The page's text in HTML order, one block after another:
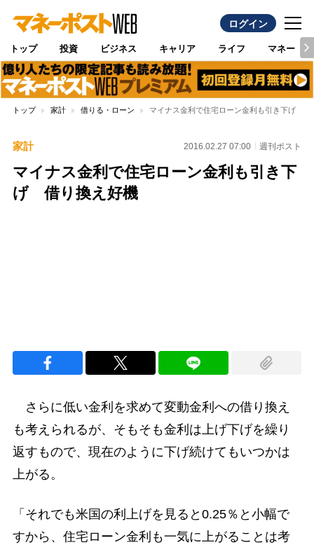
ログイン
トップ 投資 ビジネス キャリア ライフ マネー
トップ 家計 借りる・ローン マイナス金利で住宅ローン金利も引き下げ 借
家計 2016.02.27 07:00 週刊ポスト
マイナス金利で住宅ローン金利も引き下
げ 借り換え好機
さらに低い金利を求めて変動金利への借り換え
も考えられるが、そもそも金利は上げ下げを繰り
返すもので、現在のように下げ続けてもいつかは
上がる。
「それでも米国の利上げを見ると0.25％と小幅で
すから、住宅ローン金利も一気に上がることは考